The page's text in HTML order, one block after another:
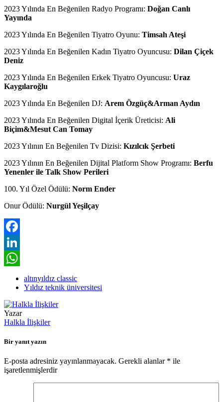
2023 Yılında En Beğenilen Radyo Programı: Doğan Canlı
Yayında
2023 Yılında En Beğenilen Tiyatro Oyunu: Timsah Ateşi
2023 Yılında En Beğenilen Kadın Tiyatro Oyuncusu: Dilan Çiçek
Deniz
2023 Yılında En Beğenilen Erkek Tiyatro Oyuncusu: Uraz
Kaygılaroğlu
2023 Yılında En Beğenilen DJ: Arem Özgüç&Arman Aydın
2023 Yılında En Beğenilen Digital İçerik Üreticisi: Ali
Biçim&Mesut Can Tomay
2023 Yılının En Beğenilen Tv Dizisi: Kızılcık Şerbeti
2023 Yılının En Beğenilen Dijital Platform Show Programı: Berfu
Yenenler ile Talk Show Perileri
100. Yıl Özel Ödülü: Norm Ender
Onur Ödülü: Nurgül Yeşilçay
Facebook
LinkedIn
WhatsApp
altınyıldız classic
Yıldız teknik üniversitesi
Yazar
Halkla İlişkiler
Bir yanıt yazın
E-posta adresiniz yayınlanmayacak. Gerekli alanlar * ile
işaretlenmişlerdir